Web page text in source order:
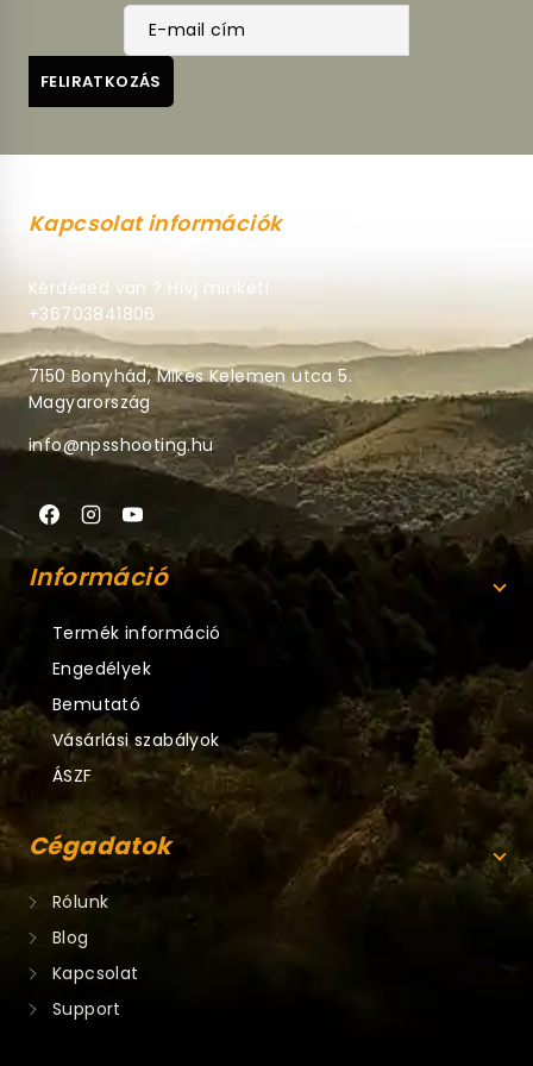
Kapcsolat információk
Kérdésed van ? Hívj minket!
+36703841806
7150 Bonyhád, Mikes Kelemen utca 5.
Magyarország
info@npsshooting.hu
Információ
Termék információ
Engedélyek
Bemutató
Vásárlási szabályok
ÁSZF
Cégadatok
Rólunk
Blog
Kapcsolat
Support